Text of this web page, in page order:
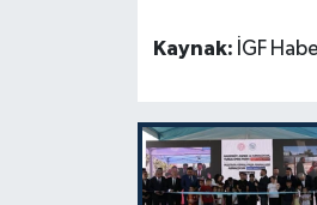
Kaynak: İGF